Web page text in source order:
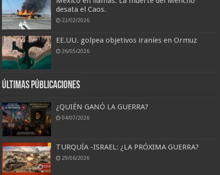
desata el Caos.
22/02/2026
EE.UU. golpea objetivos iraníes en Ormuz
26/05/2026
Últimas Públicaciones
¿QUIÉN GANÓ LA GUERRA?
04/07/2026
TURQUÍA -ISRAEL: ¿LA PRÓXIMA GUERRA?
29/06/2026